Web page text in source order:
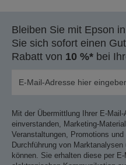
Bleiben Sie mit Epson
Sie sich sofort einen
Rabatt von 10 %* bei
Mit der Übermittlung Ihrer E-
einverstanden, Marketing-
Veranstaltungen, Promotions
Durchführung von
können. Sie erhalten diese per